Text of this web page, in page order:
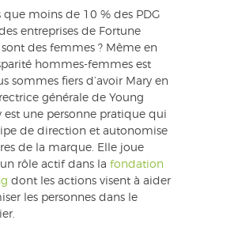
que moins de 10 % des PDG
entreprises de Fortune
des femmes ? Même en
hommes-femmes est
sommes fiers d’avoir Mary en
générale de Young
est une personne pratique qui
de direction et autonomise
de la marque. Elle joue
rôle actif dans la fondation
dont les actions visent à aider
les personnes dans le